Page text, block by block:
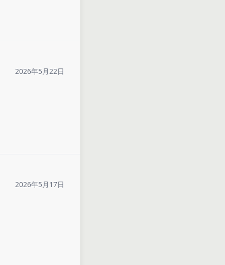
2026年5月22日
2026年5月17日